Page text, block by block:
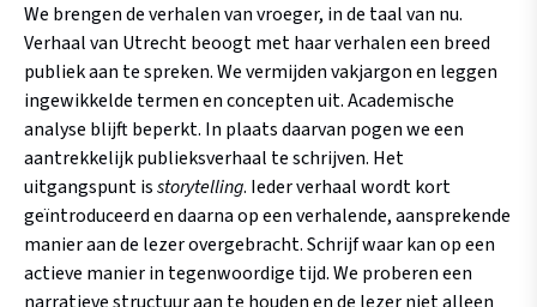
We brengen de verhalen van vroeger, in de taal van nu.
Verhaal van Utrecht beoogt met haar verhalen een breed
publiek aan te spreken. We vermijden vakjargon en leggen
ingewikkelde termen en concepten uit. Academische
analyse blijft beperkt. In plaats daarvan pogen we een
aantrekkelijk publieksverhaal te schrijven. Het
uitgangspunt isstorytelling. Ieder verhaal wordt kort
geïntroduceerd en daarna op een verhalende, aansprekende
manier aan de lezer overgebracht. Schrijf waar kan op een
actieve manier in tegenwoordige tijd. We proberen een